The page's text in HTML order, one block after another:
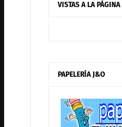
VISTAS A LA PÁGINA
PAPELERÍA J&O